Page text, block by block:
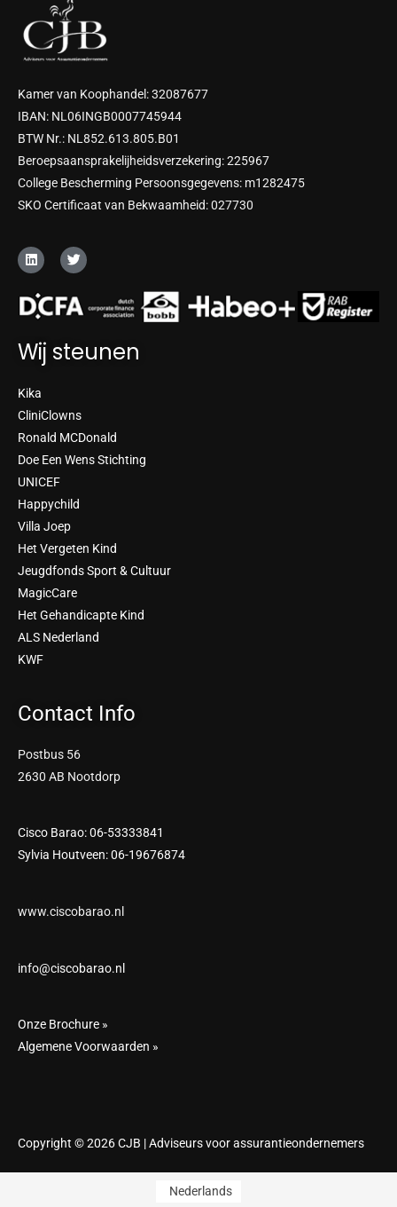
Kamer van Koophandel: 32087677
IBAN: NL06INGB0007745944
BTW Nr.: NL852.613.805.B01
Beroepsaansprakelijheidsverzekering: 225967
College Bescherming Persoonsgegevens: m1282475
SKO Certificaat van Bekwaamheid: 027730
L
i
n
k
e
d
n
T
w
i
t
e
Wij steunen
Kika
CliniClowns
Ronald MCDonald
Doe Een Wens Stichting
UNICEF
Happychild
Villa Joep
Het Vergeten Kind
Jeugdfonds Sport & Cultuur
MagicCare
Het Gehandicapte Kind
ALS Nederland
KWF
Contact Info
Postbus 56
2630 AB Nootdorp
Cisco Barao: 06-53333841
Sylvia Houtveen: 06-19676874
www.ciscobarao.nl
info@ciscobarao.nl
Onze Brochure »
Algemene Voorwaarden »
Copyright © 2026 CJB | Adviseurs voor assurantieondernemers
Nederlands